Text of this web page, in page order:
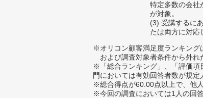
特定多数の会社
が対象。
(3) 受講するに
たは両方に対応
※オリコン顧客満足度ランキング
および調査対象者条件から外れ
※「総合ランキング」、「評価項
門においては有効回答者数が規定
※総合得点が60.00点以上で、他
※今回の調査においては1人の回